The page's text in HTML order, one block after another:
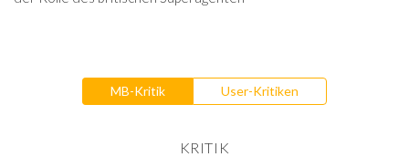
MB-Kritik User-Kritiken
KRITIK